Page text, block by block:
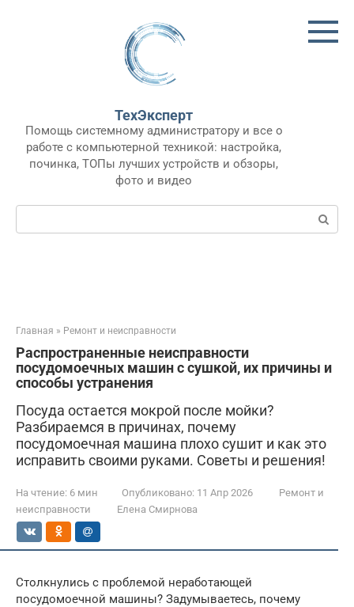
ТехЭксперт
Помощь системному администратору и все о
работе с компьютерной техникой: настройка,
починка, ТОПы лучших устройств и обзоры,
фото и видео
Поиск:
Главная » Ремонт и неисправности
Распространенные неисправности
посудомоечных машин с сушкой, их причины и
способы устранения
Посуда остается мокрой после мойки?
Разбираемся в причинах, почему
посудомоечная машина плохо сушит и как это
исправить своими руками. Советы и решения!
На чтение: 6 мин Опубликовано: 11 Апр 2026
Ремонт и
неисправности
Елена Смирнова
Столкнулись с проблемой неработающей
посудомоечной машины? Задумываетесь, почему